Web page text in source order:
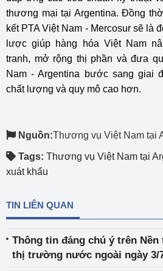
thương mại tại Argentina. Đồng
kết PTA Việt Nam - Mercosur sẽ là
lược giúp hàng hóa Việt Nam
tranh, mở rộng thị phần và đưa
Nam - Argentina bước sang giai
chất lượng và quy mô cao hơn.
Nguồn:Thương vụ Việt Nam tại
Tags: Thương vụ Việt Nam tại
xuát khẩu
TIN LIÊN QUAN
Thông tin đáng chú ý trên
thị trường nước ngoài ngày 3/